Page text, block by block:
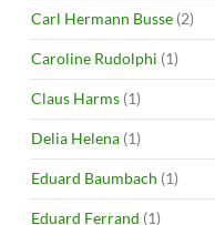
Carl Hermann Busse (2)
Caroline Rudolphi (1)
Claus Harms (1)
Delia Helena (1)
Eduard Baumbach (1)
Eduard Ferrand (1)